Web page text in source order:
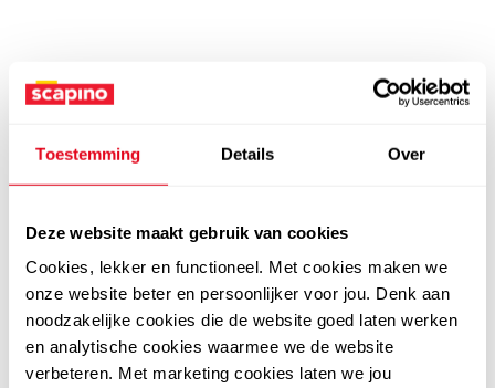
Toestemming Details Over
Deze website maakt gebruik van cookies
Cookies, lekker en functioneel. Met cookies maken we
onze website beter en persoonlijker voor jou. Denk aan
noodzakelijke cookies die de website goed laten werken
en analytische cookies waarmee we de website
verbeteren. Met marketing cookies laten we jou